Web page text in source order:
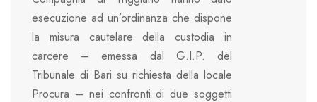
esecuzione ad un’ordinanza che dispone
la misura cautelare della custodia in
carcere – emessa dal G.I.P. del
Tribunale di Bari su richiesta della locale
Procura – nei confronti di due soggetti